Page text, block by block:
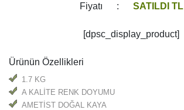
Fiyatı : SATILDI TL
[dpsc_display_product]
Ürünün Özellikleri
1.7 KG
A KALİTE RENK DOYUMU
AMETİST DOĞAL KAYA